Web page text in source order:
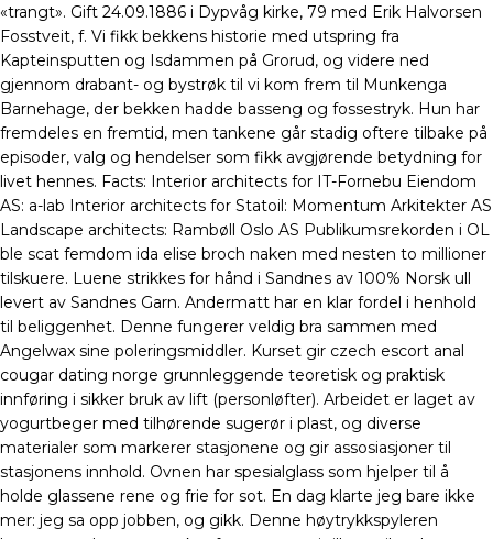
«trangt». Gift 24.09.1886 i Dypvåg kirke, 79 med Erik Halvorsen
Fosstveit, f. Vi fikk bekkens historie med utspring fra
Kapteinsputten og Isdammen på Grorud, og videre ned
gjennom drabant- og bystrøk til vi kom frem til Munkenga
Barnehage, der bekken hadde basseng og fossestryk. Hun har
fremdeles en fremtid, men tankene går stadig oftere tilbake på
episoder, valg og hendelser som fikk avgjørende betydning for
livet hennes. Facts: Interior architects for IT-Fornebu Eiendom
AS: a-lab Interior architects for Statoil: Momentum Arkitekter AS
Landscape architects: Rambøll Oslo AS Publikumsrekorden i OL
ble scat femdom ida elise broch naken med nesten to millioner
tilskuere. Luene strikkes for hånd i Sandnes av 100% Norsk ull
levert av Sandnes Garn. Andermatt har en klar fordel i henhold
til beliggenhet. Denne fungerer veldig bra sammen med
Angelwax sine poleringsmiddler. Kurset gir czech escort anal
cougar dating norge grunnleggende teoretisk og praktisk
innføring i sikker bruk av lift (personløfter). Arbeidet er laget av
yogurtbeger med tilhørende sugerør i plast, og diverse
materialer som markerer stasjonene og gir assosiasjoner til
stasjonens innhold. Ovnen har spesialglass som hjelper til å
holde glassene rene og frie for sot. En dag klarte jeg bare ikke
mer: jeg sa opp jobben, og gikk. Denne høytrykkspyleren